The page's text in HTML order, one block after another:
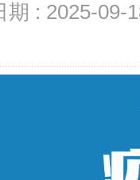
期 : 2025-09-